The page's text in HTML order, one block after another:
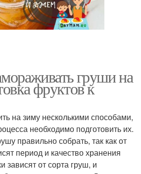
груши на
фруктов к
на зиму несколькими способами,
необходимо подготовить их.
правильно собрать, так как от
период и качество хранения
зависят от сорта груш, и